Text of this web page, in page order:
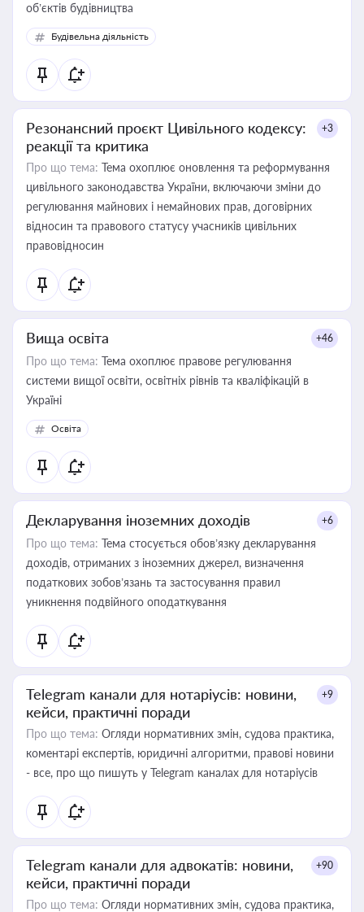
об’єктів будівництва
Будівельна діяльність
Резонансний проєкт Цивільного кодексу:
реакції та критика
+3
Про що тема: Тема охоплює оновлення та реформування
цивільного законодавства України, включаючи зміни до
регулювання майнових і немайнових прав, договірних
відносин та правового статусу учасників цивільних
правовідносин
Вища освіта +46
Про що тема: Тема охоплює правове регулювання
системи вищої освіти, освітніх рівнів та кваліфікацій в
Україні
Освіта
Декларування іноземних доходів +6
Про що тема: Тема стосується обов’язку декларування
доходів, отриманих з іноземних джерел, визначення
податкових зобов’язань та застосування правил
уникнення подвійного оподаткування
Telegram канали для нотаріусів: новини,
кейси, практичні поради
+9
Про що тема: Огляди нормативних змін, судова практика,
коментарі експертів, юридичні алгоритми, правові новини
- все, про що пишуть у Telegram каналах для нотаріусів
Telegram канали для адвокатів: новини,
кейси, практичні поради
+90
Про що тема: Огляди нормативних змін, судова практика,